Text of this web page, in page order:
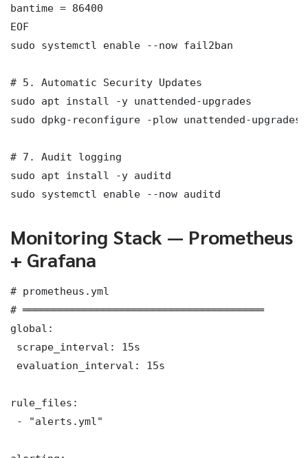
bantime = 86400
EOF
sudo systemctl enable --now fail2ban
# 5. Automatic Security Updates
sudo apt install -y unattended-upgrades
sudo dpkg-reconfigure -plow unattended-upgrades
# 7. Audit logging
sudo apt install -y auditd
sudo systemctl enable --now auditd
Monitoring Stack — Prometheus
+ Grafana
# prometheus.yml
# ═══════════════════════════════════════
global:
scrape_interval: 15s
evaluation_interval: 15s
rule_files:
- "alerts.yml"